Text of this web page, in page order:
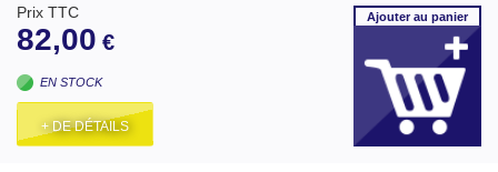
Prix TTC
82,00 €
EN STOCK
+ DE DÉTAILS
Ajouterau panier